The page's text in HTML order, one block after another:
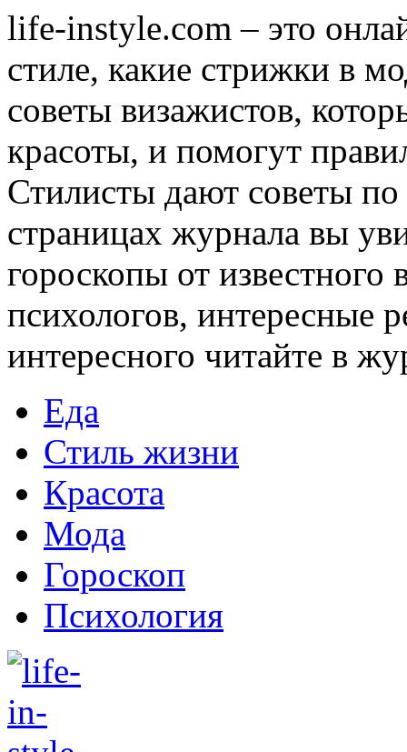
life-instyle.com – это
стиле, какие стрижки в
советы визажистов,
красоты, и помогут
Стилисты дают советы
страницах журнала вы
гороскопы от известного
психологов, интересные
интересного читайте в
Еда
Стиль жизни
Красота
Мода
Гороскоп
Психология